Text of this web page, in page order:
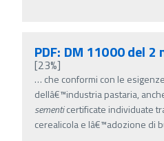
PDF: DM 11000 del
[23%]
… che conformi con le
dellâ€™industria pastaria,
sementicertificate individuate
cerealicola e lâ€™adozione di